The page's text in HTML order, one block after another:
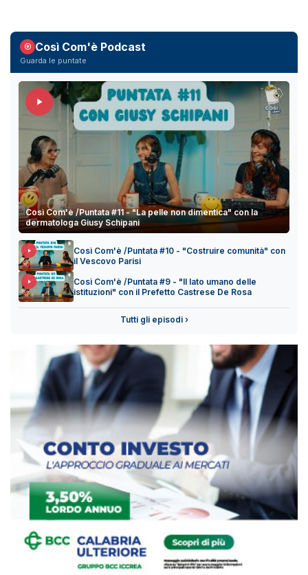
Così Com'è Podcast
Guarda le puntate
Così Com'è /Puntata #11 - "La pelle non dimentica" con la
dermatologa Giusy Schipani
Così Com'è /Puntata #10 - "Costruire comunità" con
il Vescovo Parisi
Così Com'è /Puntata #9 - "Il lato umano delle
istituzioni" con il Prefetto Castrese De Rosa
Tutti gli episodi ›